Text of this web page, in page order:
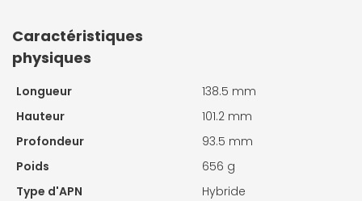
Caractéristiques
physiques
Longueur
138.5 mm
Hauteur
101.2 mm
Profondeur
93.5 mm
Poids
656 g
Type d'APN
Hybride